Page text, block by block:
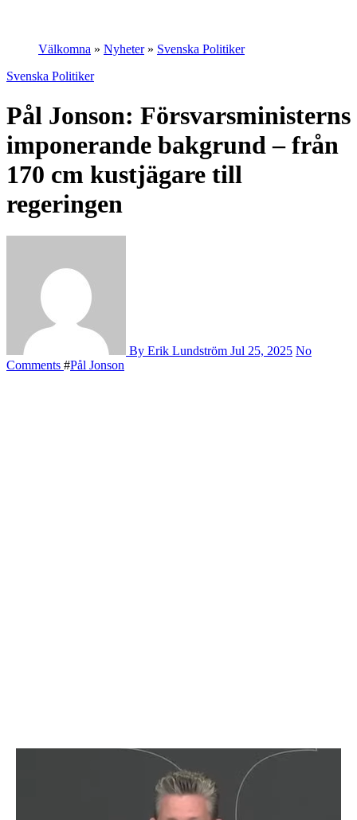
Välkomna » Nyheter» Svenska Politiker
Svenska Politiker
Pål Jonson: Försvarsministerns
imponerande bakgrund – från
170 cm kustjägare till
regeringen
By Erik Lundström Jul 25, 2025 No
Comments #Pål Jonson